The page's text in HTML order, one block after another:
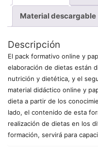
Material descargable
Descripción
El pack formativo online y
elaboración de dietas están
nutrición y dietética, y el
material didáctico online y
dieta a partir de los
lado, el contenido de esta
realización de dietas en los
formación, servirá para